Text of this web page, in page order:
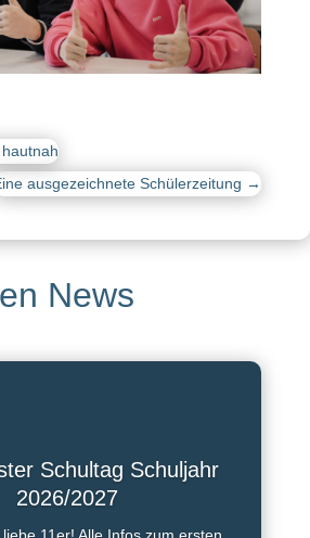
ausgezeichnete Schülerzeitung →
News
Schultag Schuljahr
2026/2027
11er! Alle Infos zum ersten